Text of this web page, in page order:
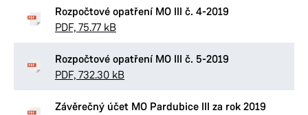
Rozpočtové opatření MO III č. 4-2019
PDF, 75.77 kB
Rozpočtové opatření MO III č. 5-2019
PDF, 732.30 kB
Závěrečný účet MO Pardubice III za rok 2019